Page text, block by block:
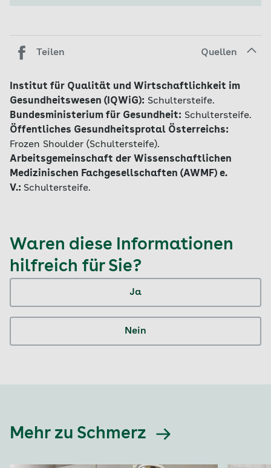
Teilen Quellen
Institut für Qualität und Wirtschaftlichkeit im
Gesundheitswesen (IQWiG): Schultersteife.
Bundesministerium für Gesundheit: Schultersteife.
Öffentliches Gesundheitsprotal Österreichs:
Frozen Shoulder (Schultersteife).
Arbeitsgemeinschaft der Wissenschaftlichen
Medizinischen Fachgesellschaften (AWMF) e.
V.: Schultersteife.
Waren diese Informationen
hilfreich für Sie?
Ja
Nein
Mehr zu Schmerz